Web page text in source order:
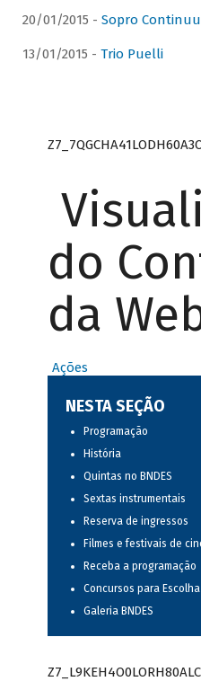
20/01/2015 - Sopro
13/01/2015 - Trio Puelli
do
da
Ações
NESTA SEÇÃO
Programação
História
Quintas no BNDES
Sextas instrumentais
Reserva de ingressos
Filmes e festivais de
Receba a programação
Concursos para
Galeria BNDES